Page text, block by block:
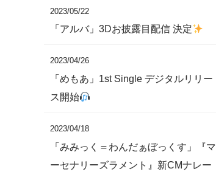
2023/05/22
「アルバ」3Dお披露目配信 決定
2023/04/26
「めもあ」1st Single デジタルリリー
ス開始
2023/04/18
「みみっく＝わんだぁぼっくす」『マ
ーセナリーズラメント』新CMナレー